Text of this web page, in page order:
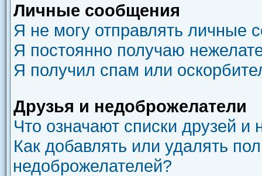
Личные сообщения
Я не могу отправлять личные
Я постоянно получаю
Я получил спам или
Друзья и недоброжелатели
Что означают списки друзей и
Как добавлять или удалять
недоброжелателей?